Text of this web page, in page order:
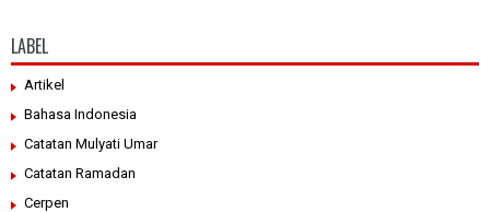
LABEL
Artikel
Bahasa Indonesia
Catatan Mulyati Umar
Catatan Ramadan
Cerpen